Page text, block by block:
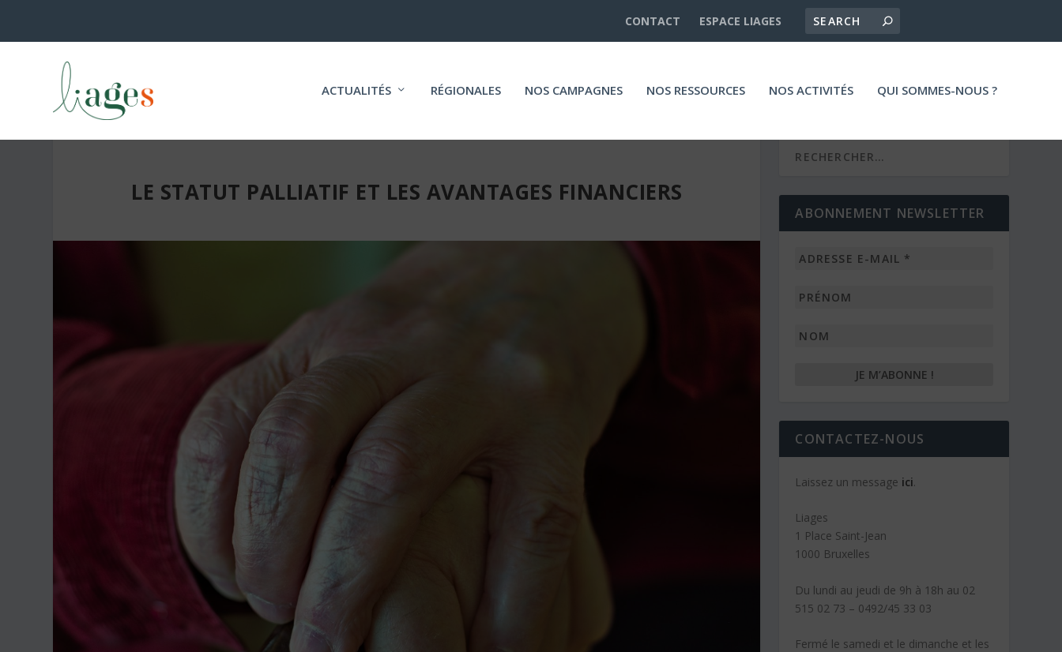
CONTACT ESPACE LIAGES
ACTUALITÉS RÉGIONALES NOS CAMPAGNES NOS RESSOURCES NOS ACTIVITÉS QUI SOMMES-NOUS ?
LE STATUT PALLIATIF ET LES AVANTAGES FINANCIERS
ABONNEMENT NEWSLETTER
Adresse
*
Prénom
Nom
CONTACTEZ-NOUS
Laissez un message ici.
Liages
1 Place Saint-Jean
1000 Bruxelles
Du lundi au jeudi de 9h à 18h au 02
515 02 73 – 0492/45 33 03
Fermé le samedi et le dimanche et les